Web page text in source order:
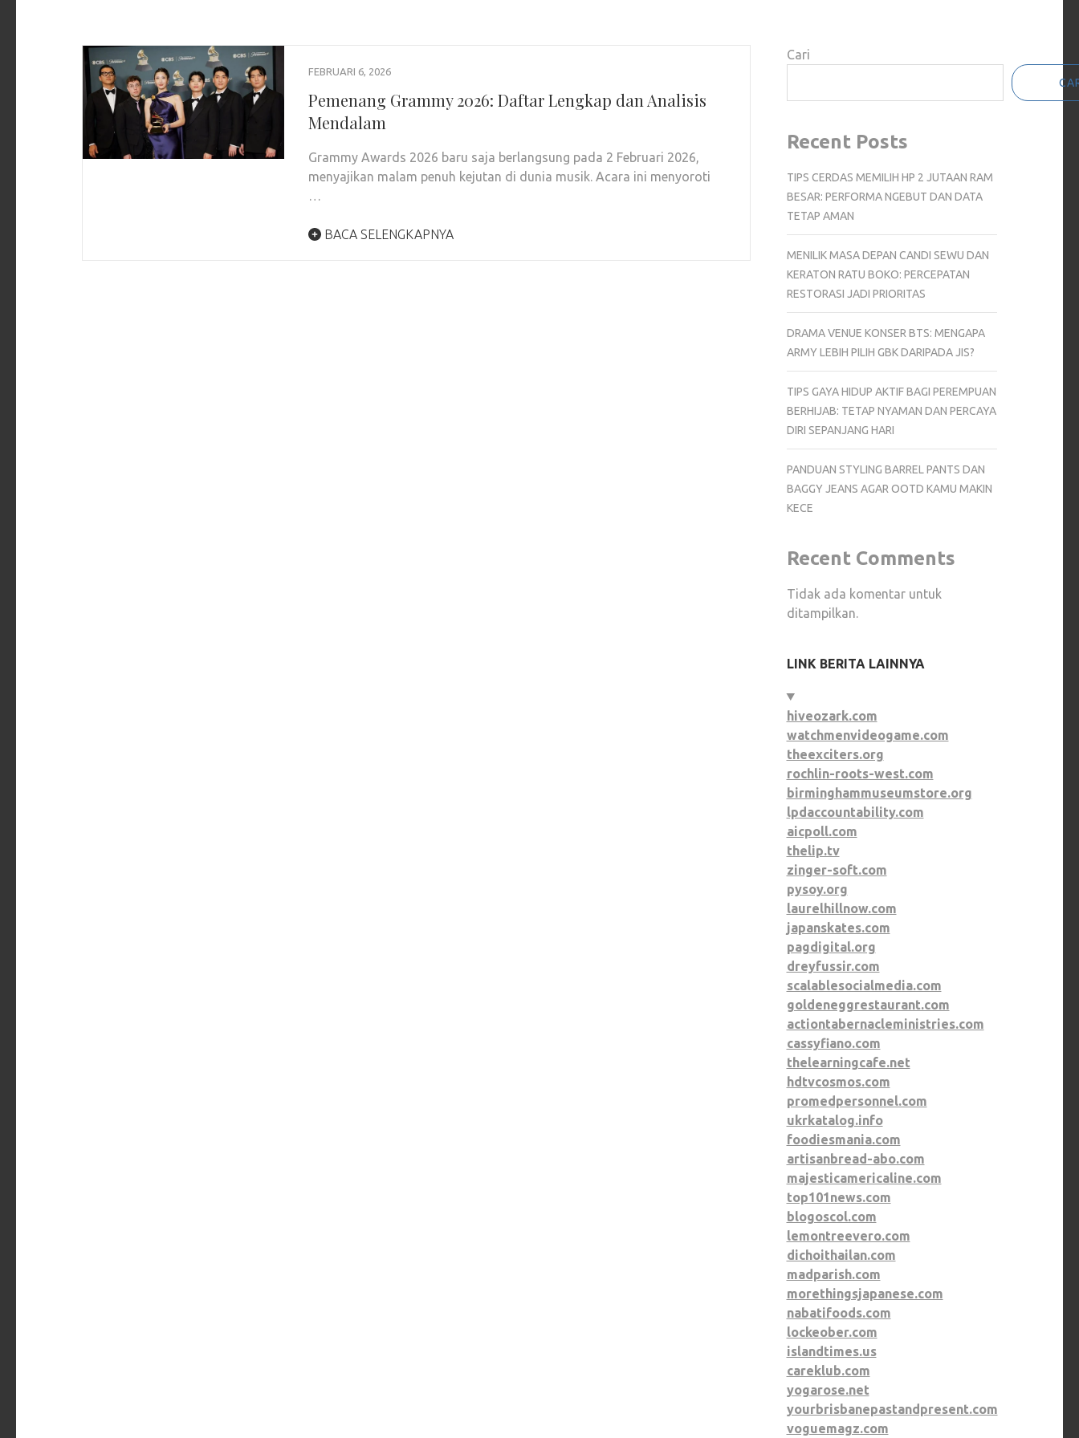
FEBRUARI 6, 2026
Pemenang Grammy 2026: Daftar Lengkap dan Analisis
Mendalam
Grammy Awards 2026 baru saja berlangsung pada 2 Februari 2026,
menyajikan malam penuh kejutan di dunia musik. Acara ini menyoroti
…
BACA SELENGKAPNYA
Cari
Recent Posts
TIPS CERDAS MEMILIH HP 2 JUTAAN RAM
BESAR: PERFORMA NGEBUT DAN DATA
TETAP AMAN
MENILIK MASA DEPAN CANDI SEWU DAN
KERATON RATU BOKO: PERCEPATAN
RESTORASI JADI PRIORITAS
DRAMA VENUE KONSER BTS: MENGAPA
ARMY LEBIH PILIH GBK DARIPADA JIS?
TIPS GAYA HIDUP AKTIF BAGI PEREMPUAN
BERHIJAB: TETAP NYAMAN DAN PERCAYA
DIRI SEPANJANG HARI
PANDUAN STYLING BARREL PANTS DAN
BAGGY JEANS AGAR OOTD KAMU MAKIN
KECE
Recent Comments
Tidak ada komentar untuk
ditampilkan.
LINK BERITA LAINNYA
hiveozark.com
watchmenvideogame.com
theexciters.org
rochlin-roots-west.com
birminghammuseumstore.org
lpdaccountability.com
aicpoll.com
thelip.tv
zinger-soft.com
pysoy.org
laurelhillnow.com
japanskates.com
pagdigital.org
dreyfussir.com
scalablesocialmedia.com
goldeneggrestaurant.com
actiontabernacleministries.com
cassyfiano.com
thelearningcafe.net
hdtvcosmos.com
promedpersonnel.com
ukrkatalog.info
foodiesmania.com
artisanbread-abo.com
majesticamericaline.com
top101news.com
blogoscol.com
lemontreevero.com
dichoithailan.com
madparish.com
morethingsjapanese.com
nabatifoods.com
lockeober.com
islandtimes.us
careklub.com
yogarose.net
yourbrisbanepastandpresent.com
voguemagz.com